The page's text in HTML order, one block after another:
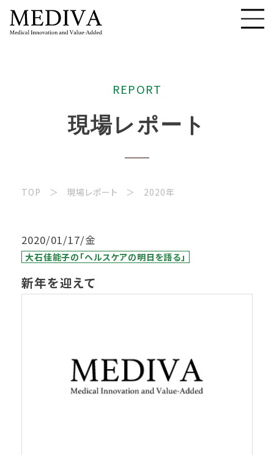
REPORT
現場レポー ト
TOP 現場レポート 2020年
2020/01/17/金
大石佳能子の「ヘルスケアの明日を語る」
新年を迎えて